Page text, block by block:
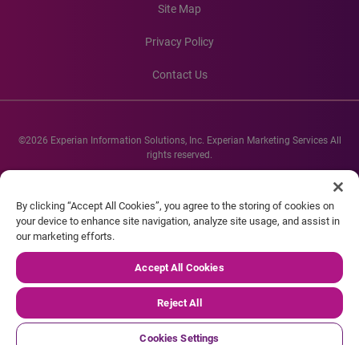
Site Map
Privacy Policy
Contact Us
©2026 Experian Information Solutions, Inc. Experian Marketing Services All
rights reserved.
Experian and the Experian marks used herein are service marks or registered
company names mentioned herein are the property of their respective
owners.
By clicking “Accept All Cookies”, you agree to the storing of cookies on
your device to enhance site navigation, analyze site usage, and assist in
our marketing efforts.
Accept All Cookies
Reject All
Cookies Settings